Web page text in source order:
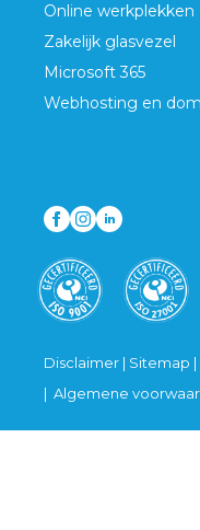
Online werkplekken
Zakelijk glasvezel
Microsoft 365
Webhosting en
Disclaimer | Sitemap |
| Algemene